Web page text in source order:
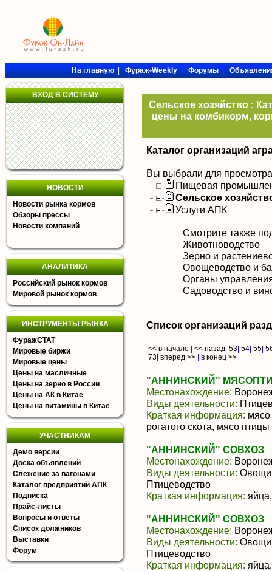
На главную|Фураж-Weekly|Форумы|
ВХОД В СИСТЕМУ
НОВОСТИ
Новости рынка кормов
Обзоры прессы
Новости компаний
АНАЛИТИКА
Российский рынок кормов
Мировой рынок кормов
ИНСТРУМЕНТЫ РЫНКА
ФуражСТАТ
Мировые биржи
Мировые цены
Цены на масличные
Цены на зерно в России
Цены на АК в Китае
Цены на витамины в Китае
УЧАСТНИКАМ
Демо версии
Доска объявлений
Слежение за вагонами
Каталог предприятий АПК
Подписка
Прайс-листы
Вопросы и ответы
Список должников
Выставки
Форум
Сельское хозяйство :
цены на комбикорм,
Каталог организаций
Вы выбрали для
Пищевая
Сельское
Услуги АПК
Смотрите также
Животноводство
Зерно и
Овощеводство и
Органы
Садоводство и
Список организаций
<< в начало << назад 53 54 55
73 вперед >> в конец >>
"АННИНСКИЙ"
Местонахождение:
Виды деятельности:
Краткая информация: мясо
рогатого скота, мясо птицы
"АННИНСКИЙ" СОВХОЗ
Местонахождение:
Виды деятельности:
Птицеводство
Краткая информация:
"АННИНСКИЙ" СОВХОЗ
Местонахождение:
Виды деятельности:
Птицеводство
Краткая информация: